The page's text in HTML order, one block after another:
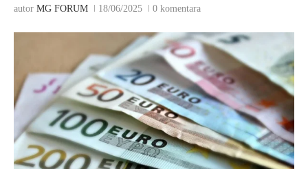
autor MG FORUM 18/06/2025 0 komentara